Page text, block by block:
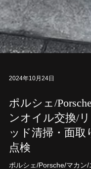
ポルシェ/
ンオイル交換/
ッド清掃・面取
点検